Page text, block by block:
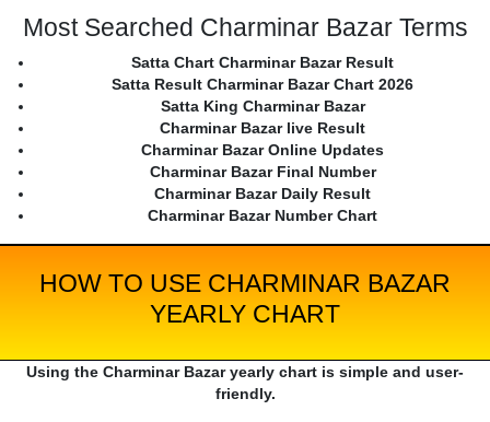
Most Searched Charminar Bazar Terms
Satta Chart Charminar Bazar Result
Satta Result Charminar Bazar Chart 2026
Satta King Charminar Bazar
Charminar Bazar live Result
Charminar Bazar Online Updates
Charminar Bazar Final Number
Charminar Bazar Daily Result
Charminar Bazar Number Chart
HOW TO USE CHARMINAR BAZAR
YEARLY CHART
Using the Charminar Bazar yearly chart is simple and user-
friendly.